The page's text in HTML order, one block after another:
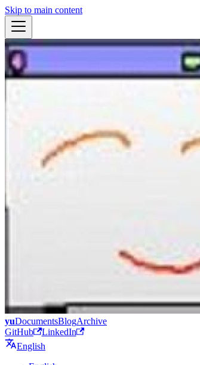
Skip to main content
yuDocumentsBlogArchive
GitHub
LinkedIn
English